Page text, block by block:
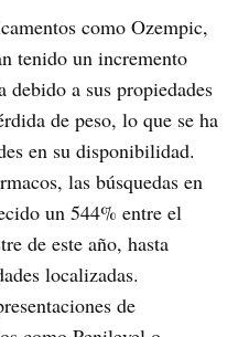
como Ozempic,
tenido un incremento
debido a sus propiedades
de peso, lo que se ha
en su disponibilidad.
las búsquedas en
un 544% entre el
de este año, hasta
localizadas.
de